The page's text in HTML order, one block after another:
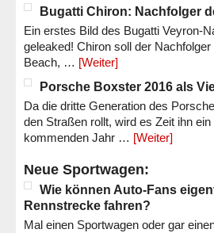
Bugatti Chiron: Nachfolger
Ein erstes Bild des Bugatti Veyron-
geleaked! Chiron soll der
Beach, … [Weiter]
Porsche Boxster 2016 als
Da die dritte Generation des
den Straßen rollt, wird es Zeit ihn
kommenden Jahr … [Weiter]
Neue Sportwagen:
Wie können Auto-Fans
Rennstrecke fahren?
Mal einen Sportwagen oder gar